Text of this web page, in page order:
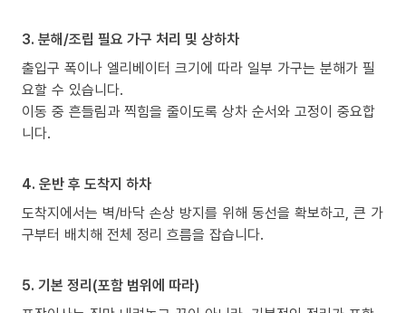
3. 분해/조립 필요 가구 처리 및 상하차
출입구 폭이나 엘리베이터 크기에 따라 일부 가구는 분해가 필
요할 수 있습니다.
이동 중 흔들림과 찍힘을 줄이도록 상차 순서와 고정이 중요합
니다.
4. 운반 후 도착지 하차
도착지에서는 벽/바닥 손상 방지를 위해 동선을 확보하고, 큰 가
구부터 배치해 전체 정리 흐름을 잡습니다.
5. 기본 정리(포함 범위에 따라)